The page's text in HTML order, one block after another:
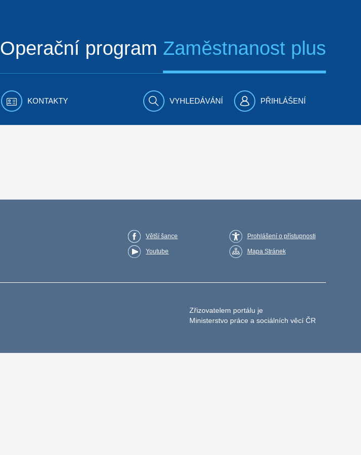
Operační program Zaměstnanost plus
KONTAKTY VYHLEDÁVÁNÍ PŘIHLÁŠENÍ
Větší šance
Youtube
Prohlášení o přístupnosti
Mapa Stránek
Zřizovatelem portálu je
Ministerstvo práce a sociálních věcí ČR